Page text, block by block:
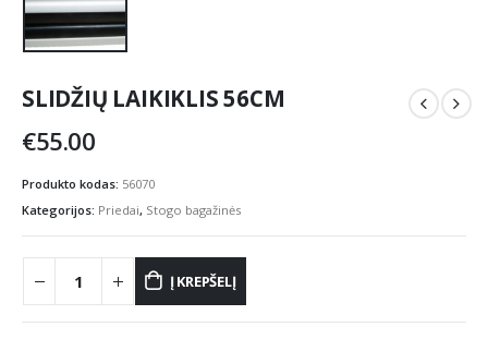
SLIDŽIŲ LAIKIKLIS 56CM
€55.00
Produkto kodas: 56070
Kategorijos: Priedai, Stogo bagažinės
Į KREPŠELĮ